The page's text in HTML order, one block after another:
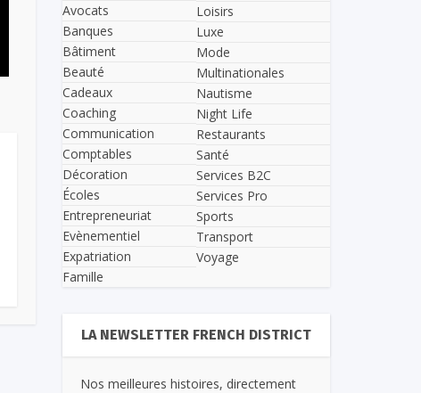
Avocats
Banques
Bâtiment
Beauté
Cadeaux
Coaching
Communication
Comptables
Décoration
Écoles
Entrepreneuriat
Evènementiel
Expatriation
Famille
Loisirs
Luxe
Mode
Multinationales
Nautisme
Night Life
Restaurants
Santé
Services B2C
Services Pro
Sports
Transport
Voyage
LA NEWSLETTER FRENCH DISTRICT
Nos meilleures histoires, directement